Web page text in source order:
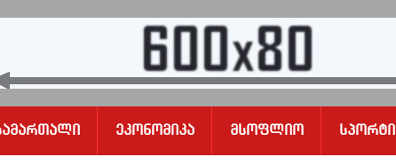
Სამართალი Ეკონომიკა Მსოფლიო Სპორტი